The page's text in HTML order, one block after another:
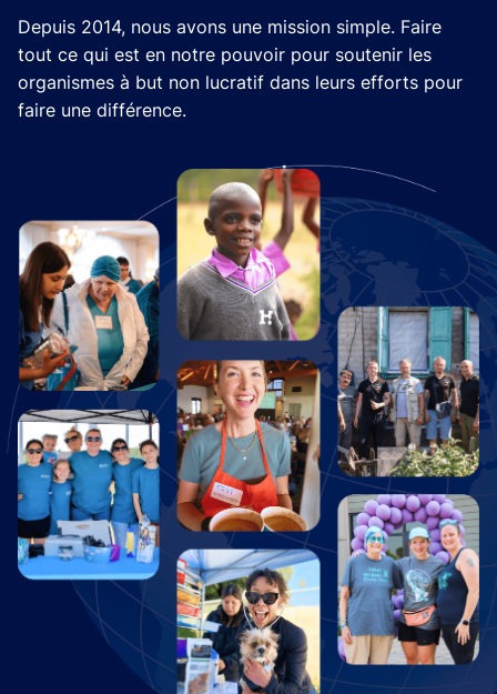
Depuis 2014, nous avons une mission simple. Faire
tout ce qui est en notre pouvoir pour soutenir les
organismes à but non lucratif dans leurs efforts pour
faire une différence.